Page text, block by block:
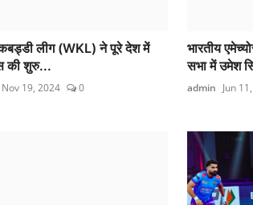
लीग (WKL) ने पूरे देश में
की शुरु...
Nov 19, 2024 0
भारतीय
सभा में उमेश
admin Jun